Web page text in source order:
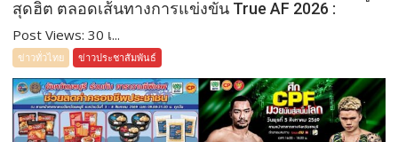
สุดฮิต ตลอดเส้นทางการแข่งขัน True AF 2026 :
Post Views: 30 เ...
ข่าวทั่วไทย ข่าวประชาสัมพันธ์